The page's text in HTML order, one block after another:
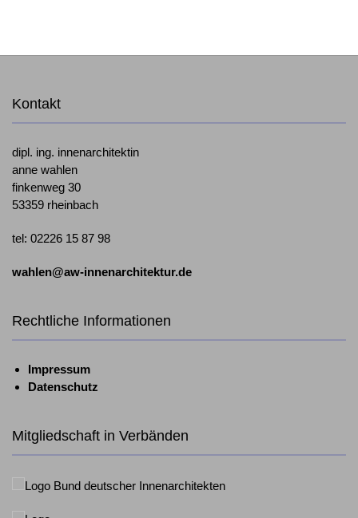
Kontakt
dipl. ing. innenarchitektin
anne wahlen
finkenweg 30
53359 rheinbach
tel: 02226 15 87 98
wahlen@aw-innenarchitektur.de
Rechtliche Informationen
Impressum
Datenschutz
Mitgliedschaft in Verbänden